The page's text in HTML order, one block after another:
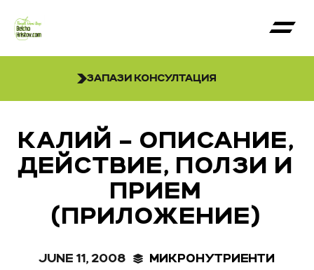
ЗАПАЗИ КОНСУЛТАЦИЯ
КАЛИЙ – ОПИСАНИЕ,
ДЕЙСТВИЕ, ПОЛЗИ И
ПРИЕМ
(ПРИЛОЖЕНИЕ)
JUNE 11, 2008 МИКРОНУТРИЕНТИ